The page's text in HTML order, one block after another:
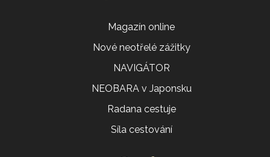
Magazín online
Nové neotřelé zážitky
NAVIGÁTOR
NEOBARA v Japonsku
Radana cestuje
Síla cestování